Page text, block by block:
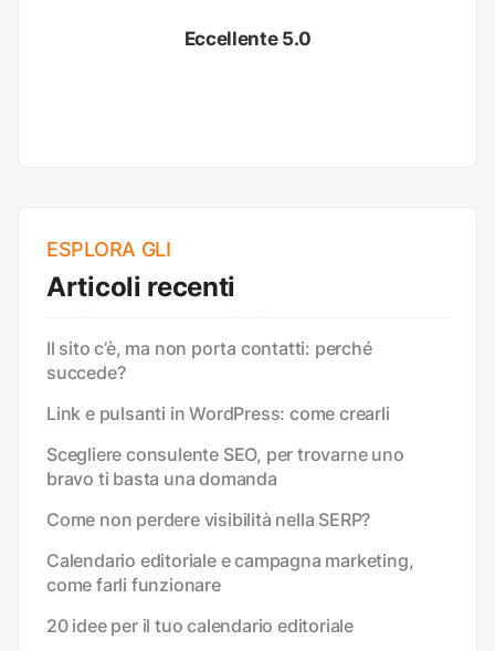
Eccellente 5.0
ESPLORA GLI
Articoli recenti
Il sito c’è, ma non porta contatti: perché
succede?
Link e pulsanti in WordPress: come crearli
Scegliere consulente SEO, per trovarne uno
bravo ti basta una domanda
Come non perdere visibilità nella SERP?
Calendario editoriale e campagna marketing,
come farli funzionare
20 idee per il tuo calendario editoriale